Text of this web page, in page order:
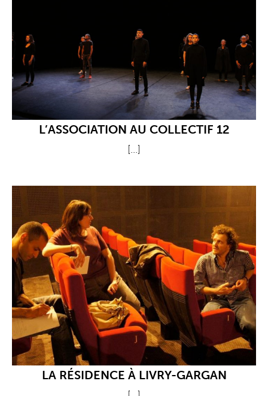
L’ASSOCIATION AU COLLECTIF 12
[...]
LA RÉSIDENCE À LIVRY-GARGAN